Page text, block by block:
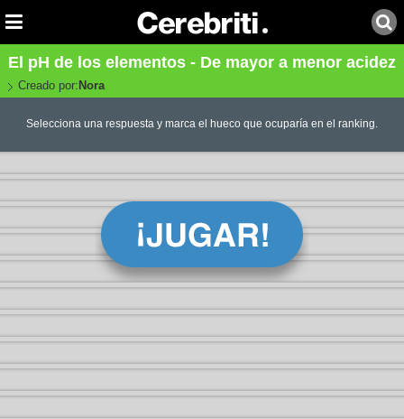
El pH de los elementos - De mayor a menor acidez
Creado por: Nora
Selecciona una respuesta y marca el hueco que ocuparía en el ranking.